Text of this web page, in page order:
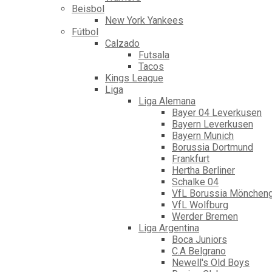
Beisbol
New York Yankees
Fútbol
Calzado
Futsala
Tacos
Kings League
Liga
Liga Alemana
Bayer 04 Leverkusen
Bayern Leverkusen
Bayern Munich
Borussia Dortmund
Frankfurt
Hertha Berliner
Schalke 04
VfL Borussia
VfL Wolfburg
Werder Bremen
Liga Argentina
Boca Juniors
C.A Belgrano
Newell's Old Boys